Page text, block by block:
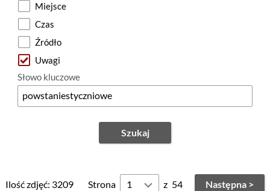
Miejsce
Czas
Źródło
Uwagi
Słowo kluczowe
Szukaj
Ilość zdjęć: 3209 Strona z 54 Następna >